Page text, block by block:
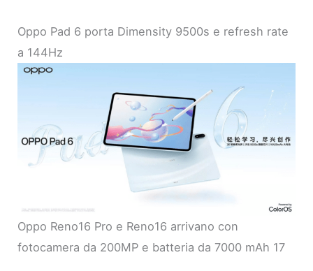
Oppo Pad 6 porta Dimensity 9500s e refresh rate
a 144Hz
Oppo Reno16 Pro e Reno16 arrivano con
fotocamera da 200MP e batteria da 7000 mAh 17